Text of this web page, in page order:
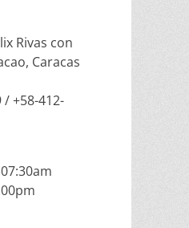
Rivas con
Caracas
/ +58-412-